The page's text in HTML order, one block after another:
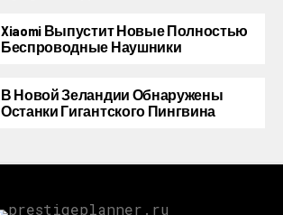
Xiaomi Выпустит Новые Полностью
Беспроводные Наушники
В Новой Зеландии Обнаружены
Останки Гигантского Пингвина